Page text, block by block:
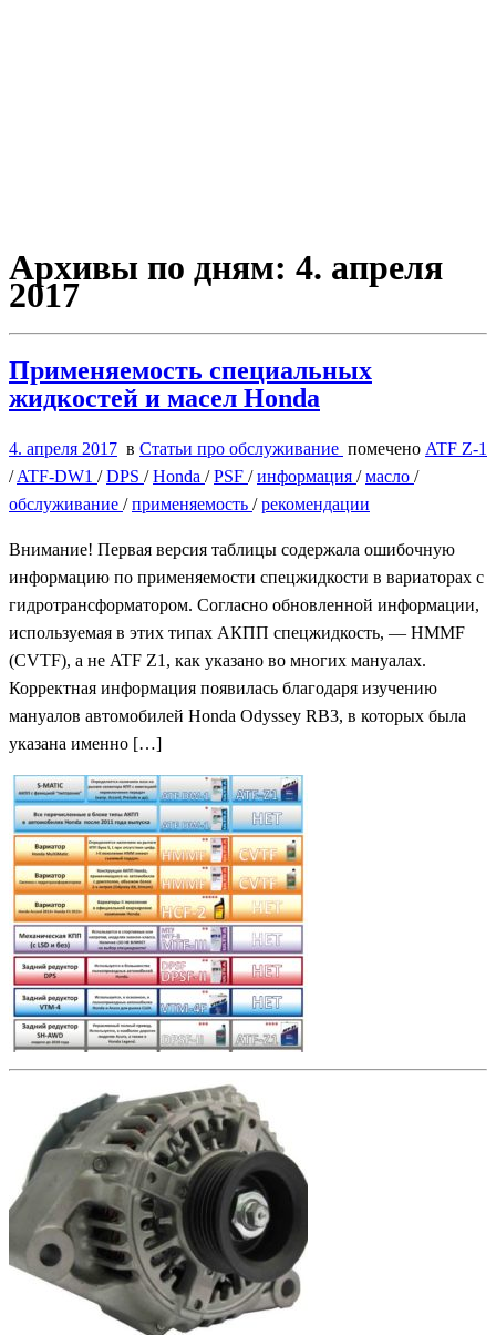
Архивы по дням: 4. апреля
2017
Применяемость специальных
жидкостей и масел Honda
4. апреля 2017 в Статьи про обслуживание помечено ATF Z-1
/ATF-DW1 /DPS /Honda /PSF /информация /масло /
обслуживание /применяемость /рекомендации
Внимание! Первая версия таблицы содержала ошибочную
информацию по применяемости спецжидкости в вариаторах с
гидротрансформатором. Согласно обновленной информации,
используемая в этих типах АКПП спецжидкость, — HMMF
(CVTF), а не ATF Z1, как указано во многих мануалах.
Корректная информация появилась благодаря изучению
мануалов автомобилей Honda Odyssey RB3, в которых была
указана именно […]